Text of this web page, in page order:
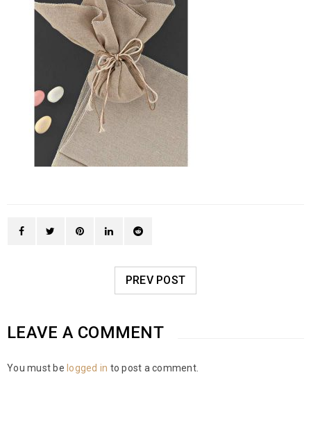
PREV POST
LEAVE A COMMENT
You must be logged in to post a comment.